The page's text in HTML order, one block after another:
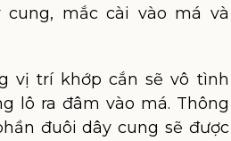
mắc cài vào má và
vị trí khớp cắn sẽ vô tình
lô ra đâm vào má. Thông
đuôi dây cung sẽ được